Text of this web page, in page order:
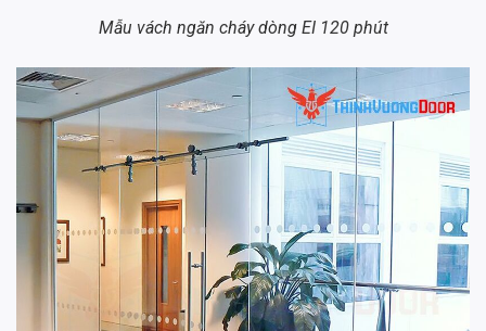
Mẫu vách ngăn cháy dòng EI 120 phút